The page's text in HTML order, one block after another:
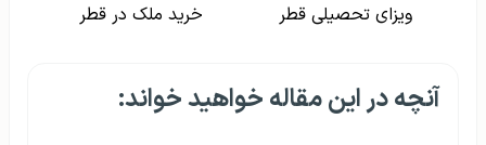
ویزای تحصیلی قطر خرید ملک در قطر
آنچه در این مقاله خواهید خواند: